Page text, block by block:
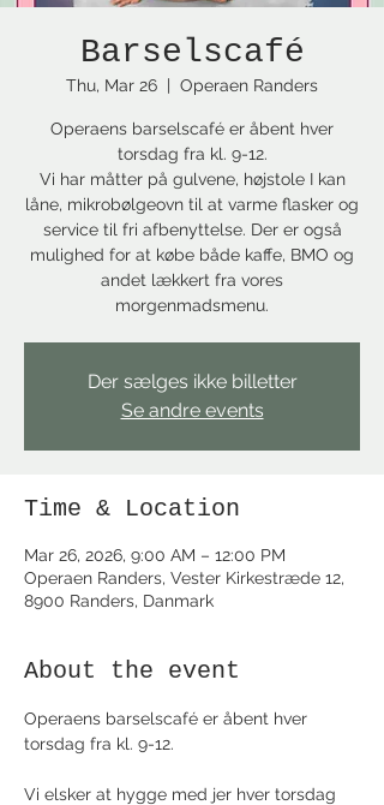
Barselscafé
Thu, Mar 26
  |
Operaen Randers
Operaens barselscafé er åbent hver
torsdag fra kl. 9-12.
Vi har måtter på gulvene, højstole I kan
låne, mikrobølgeovn til at varme flasker og
service til fri afbenyttelse. Der er også
mulighed for at købe både kaffe, BMO og
andet lækkert fra vores
morgenmadsmenu.
Der sælges ikke billetter
Se andre events
Time & Location
Mar 26, 2026, 9:00 AM – 12:00 PM
Operaen Randers, Vester Kirkestræde 12,
8900 Randers, Danmark
About the event
Operaens barselscafé er åbent hver
torsdag fra kl. 9-12.
Vi elsker at hygge med jer hver torsdag